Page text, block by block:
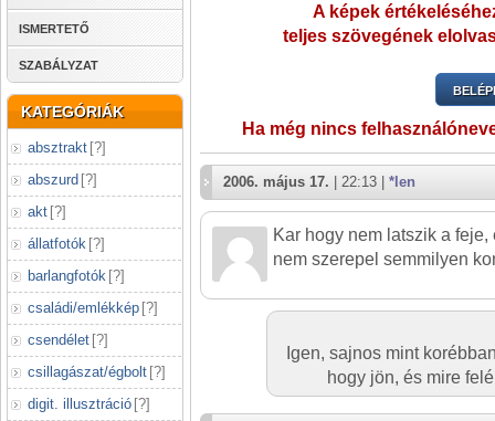
ISMERTETŐ
SZABÁLYZAT
KATEGÓRIÁK
absztrakt [?]
abszurd [?]
akt [?]
állatfotók [?]
barlangfotók [?]
családi/emlékkép [?]
csendélet [?]
csillagászat/égbolt [?]
digit. illusztráció [?]
A képek
teljes szövegének
Ha még nincs
2006. május 17. | 22:13 | *len
Kar hogy nem latszik a
nem szerepel semmilyen
Igen, sajnos mint
hogy jön, és mire